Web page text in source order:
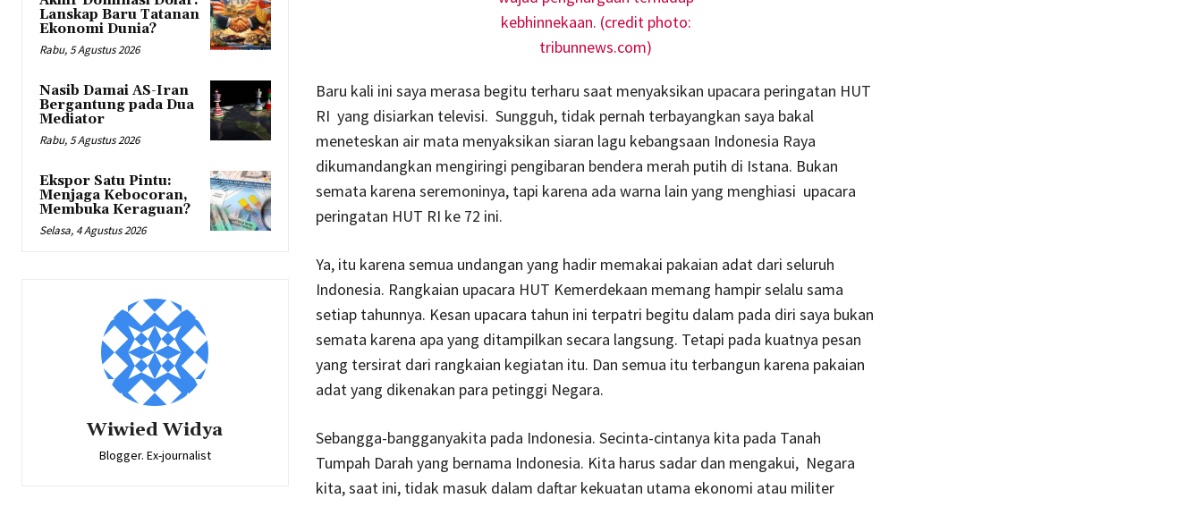
Lanskap Baru Tatanan
Ekonomi Dunia?
Rabu, 5 Agustus 2026
Nasib Damai AS-Iran
Bergantung pada Dua
Mediator
Rabu, 5 Agustus 2026
Ekspor Satu Pintu:
Menjaga Kebocoran,
Membuka Keraguan?
Selasa, 4 Agustus 2026
Wiwied Widya
Blogger. Ex-journalist
Baru kali ini saya merasa begitu terharu saat menyaksikan upacara peringatan HUT
RI yang disiarkan televisi. Sungguh, tidak pernah terbayangkan saya bakal
meneteskan air mata menyaksikan siaran lagu kebangsaan Indonesia Raya
dikumandangkan mengiringi pengibaran bendera merah putih di Istana. Bukan
semata karena seremoninya, tapi karena ada warna lain yang menghiasi upacara
peringatan HUT RI ke 72 ini.
Ya, itu karena semua undangan yang hadir memakai pakaian adat dari seluruh
Indonesia. Rangkaian upacara HUT Kemerdekaan memang hampir selalu sama
setiap tahunnya. Kesan upacara tahun ini terpatri begitu dalam pada diri saya bukan
semata karena apa yang ditampilkan secara langsung. Tetapi pada kuatnya pesan
yang tersirat dari rangkaian kegiatan itu. Dan semua itu terbangun karena pakaian
adat yang dikenakan para petinggi Negara.
Sebangga-bangganyakita pada Indonesia. Secinta-cintanya kita pada Tanah
Tumpah Darah yang bernama Indonesia. Kita harus sadar dan mengakui, Negara
kita, saat ini, tidak masuk dalam daftar kekuatan utama ekonomi atau militer